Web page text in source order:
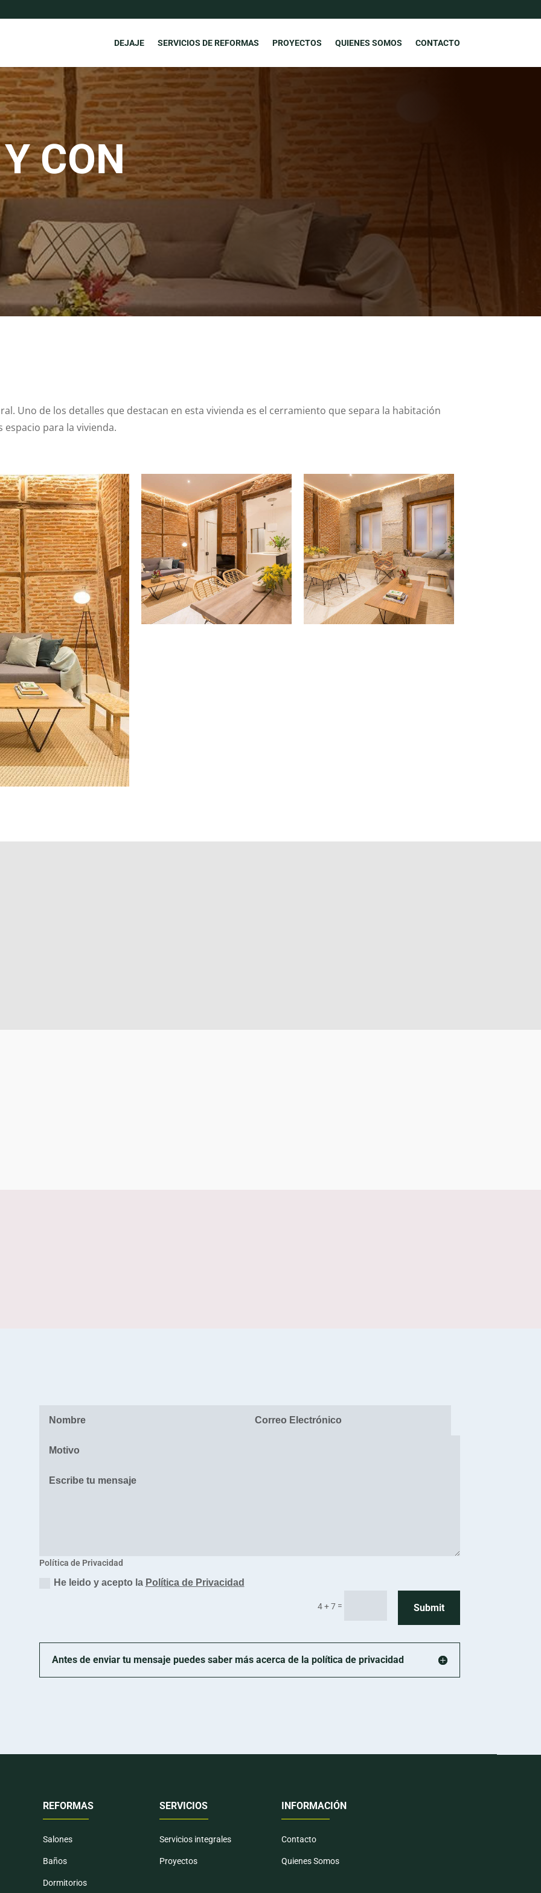
DEJAJE SERVICIOS DE REFORMAS PROYECTOS QUIENES SOMOS CONTACTO
CON
Uno de los detalles que destacan en esta vivienda es el cerramiento que separa la habitación
para la vivienda.
Política de Privacidad
He leido y acepto la Política de Privacidad
4 + 7= Submit
Antes de enviar tu mensaje puedes saber más acerca de la política de privacidad
REFORMAS
Salones
Baños
Dormitorios
SERVICIOS
Servicios integrales
Proyectos
INFORMACIÓN
Contacto
Quienes Somos